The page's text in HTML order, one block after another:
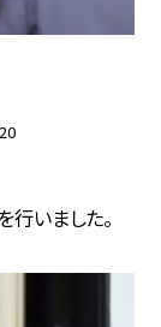
いました。